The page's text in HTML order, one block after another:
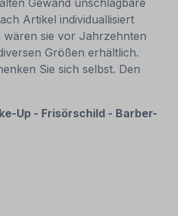
Gewand unschlagbare
Artikel individuallisiert
wären sie vor Jahrzehnten
Größen erhältlich.
Sie sich selbst. Den
Up - Frisörschild - Barber-